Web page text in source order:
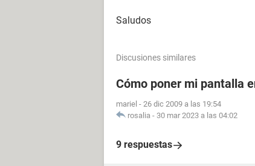
Saludos
Discusiones similares
Cómo poner mi pantalla
mariel - 26 dic 2009 a las 19:54
rosalia - 30 mar 2023 a las 04:02
9 respuestas